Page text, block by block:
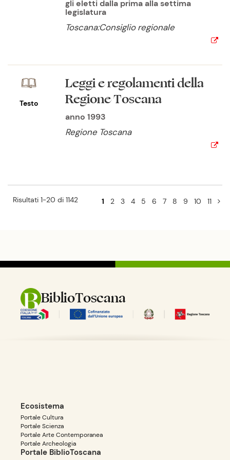
gli eletti dalla prima alla settima
legislatura
Toscana:Consiglio regionale
Testo
Leggi e regolamenti della
Regione Toscana
anno 1993
Regione Toscana
Risultati 1-20 di 1142 1 2 3 4 5 6 7 8 9 10 11
BiblioToscana
Ecosistema
Portale Cultura
Portale Scienza
Portale Arte Contemporanea
Portale Archeologia
Portale BiblioToscana